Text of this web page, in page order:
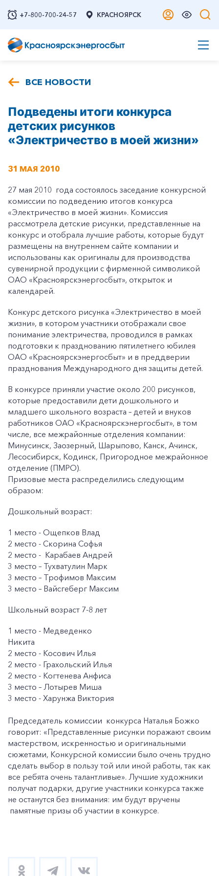
+7-800-700-24-57 КРАСНОЯРСК
ВСЕ НОВОСТИ
Подведены итоги конкурса
детских рисунков
«Электричество в моей жизни»
31 МАЯ 2010
27 мая 2010 года состоялось заседание конкурсной
комиссии по подведению итогов конкурса
«Электричество в моей жизни». Комиссия
рассмотрела детские рисунки, представленные на
конкурс и отобрала лучшие работы, которые будут
размещены на внутреннем сайте компании и
использованы как оригиналы для производства
сувенирной продукции с фирменной символикой
ОАО «Красноярскэнергосбыт», открыток и
календарей.
Конкурс детского рисунка «Электричество в моей
жизни», в котором участники отображали свое
понимание электричества, проводился в рамках
подготовки к празднованию пятилетнего юбилея
ОАО «Красноярскэнергосбыт» и в преддверии
празднования Международного дня защиты детей.
В конкурсе приняли участие около 200 рисунков,
которые предоставили дети дошкольного и
младшего школьного возраста – детей и внуков
работников ОАО «Красноярскэнергосбыт», в том
числе, все межрайонные отделения компании:
Минусинск, Заозерный, Шарыпово, Канск, Ачинск,
Лесосибирск, Кодинск, Пригородное межрайонное
отделение (ПМРО).
Призовые места распределились следующим
образом:
Дошкольный возраст:
1 место - Ощепков Влад
2 место - Скорина Софья
2 место - Карабаев Андрей
3 место – Тухватулин Марк
3 место – Трофимов Максим
3 место – Вайсгеберг Максим
Школьный возраст 7-8 лет
1 место - Медведенко
Никита
2 место - Косович Илья
2 место - Грахольский Илья
2 место - Когтенева Анфиса
3 место – Лотырев Миша
3 место - Харунжа Виктория
Председатель комиссии конкурса Наталья Божко
говорит: «Представленные рисунки поражают своим
мастерством, искренностью и оригинальными
сюжетами, Конкурсной комиссии было очень трудно
сделать выбор в пользу той или иной работы, так как
все ребята очень талантливые». Лучшие художники
получат подарки, другие участники конкурса также
не останутся без внимания: им будут вручены
памятные призы об участии в конкурсе.